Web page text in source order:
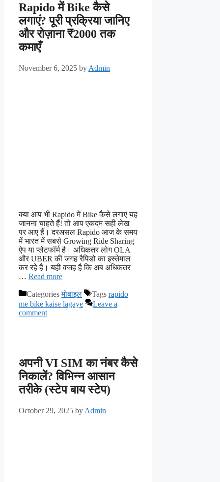
Rapido में Bike कैसे
लगाएं? पूरी प्रक्रिया जानिए
और रोज़ाना ₹2000 तक
कमाएँ
November 6, 2025 by Admin
क्या आप भी Rapido में Bike कैसे लगाएं यह
जानना चाहते हैं! तो आप एकदम सही लेख
पर आए हैं। दरअसल Rapido आज के समय
में भारत में सबसे Growing Ride Sharing
ऐप या प्लेटफॉर्म है। अधिकतर लोग OLA
और UBER की जगह रैपिडो का इस्तेमाल
कर रहे हैं। यही वजह है कि अब अधिकतर
… Read more
Categoriesमोबाइल Tags rapido
me bike kaise lagaye
Leave a
comment
अपनी VI SIM का नंबर कैसे
निकालें? विभिन्न आसान
तरीके (स्टेप बाय स्टेप)
October 29, 2025 by Admin